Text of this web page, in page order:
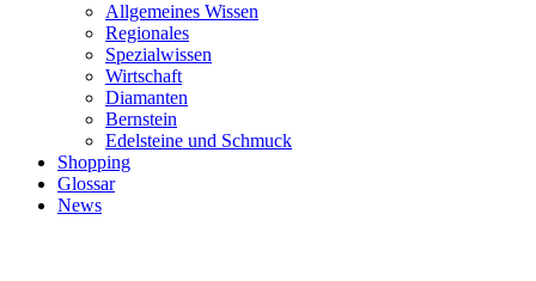
Allgemeines Wissen
Regionales
Spezialwissen
Wirtschaft
Diamanten
Bernstein
Edelsteine und Schmuck
Shopping
Glossar
News